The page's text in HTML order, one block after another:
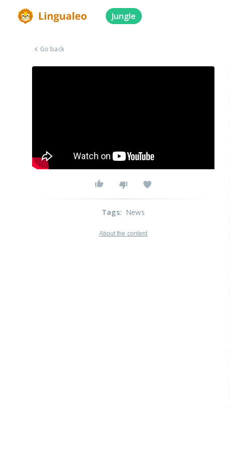
Jungle
Go back
Tags: News
About the content